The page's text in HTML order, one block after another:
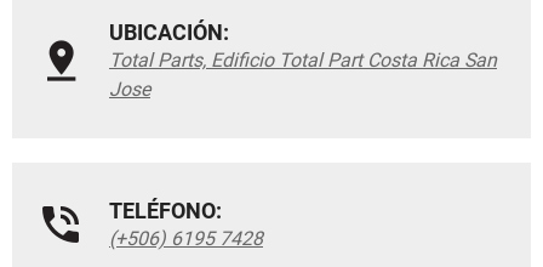
UBICACIÓN:
Total Parts, Edificio Total Part Costa Rica San
Jose
TELÉFONO:
(+506) 6195 7428